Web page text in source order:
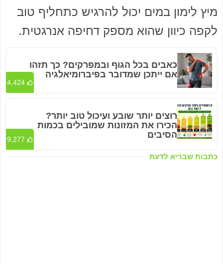
מיץ לימון במים יכול להרגיש כתחליף טוב
לקפה כיוון שהוא מספק דחיפה אנרגטית.
כתבות שבריא לדעת
כאבים בכל הגוף ובמפרקים? כך תזהו
אם ייתכן שמדובר בפיברומיאלגיה
4,424
רוצים יותר שובע ועיכול טוב יותר?
הכירו את המזונות שמובילים בכמות
הסיבים
9,277